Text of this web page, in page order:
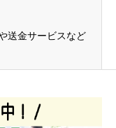
送金サービスなど